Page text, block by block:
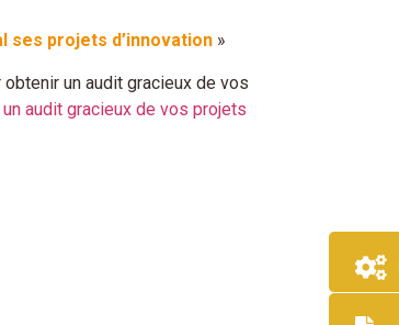
ses projets d’innovation »
un audit gracieux de vos
audit gracieux de vos projets